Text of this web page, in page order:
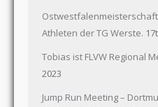
Athleten der TG Werste.
Tobias ist FLVW Regional
2023
Jump Run Meeting –